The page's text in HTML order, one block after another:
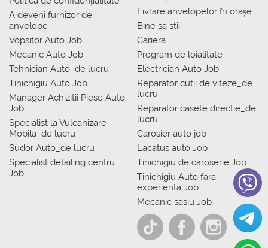
A deveni furnizor de
anvelope
Vopsitor Auto Job
Mecanic Auto Job
Tehnician Auto_de lucru
Tinichigiu Auto Job
Manager Achizitii Piese Auto
Job
Specialist la Vulcanizare
Mobila_de lucru
Sudor Auto_de lucru
Specialist detailing centru
Job
Livrare anvelopelor în orașe
Bine sa stii
Cariera
Program de loialitate
Electrician Auto Job
Reparator cutii de viteze_de
lucru
Reparator casete directie_de
lucru
Carosier auto job
Lacatus auto Job
Tinichigiu de caroserie Job
Tinichigiu Auto fara
experienta Job
Mecanic sasiu Job